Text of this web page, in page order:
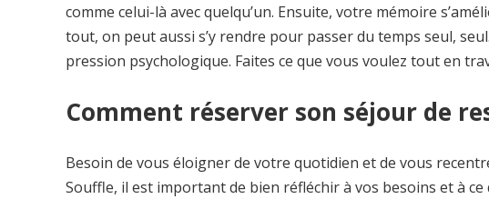
comme celui-là avec quelqu’un. Ensuite, votre mémoire
tout, on peut aussi s’y rendre pour passer du temps seul,
pression psychologique. Faites ce que vous voulez tout en
Comment réserver son séjour de
Besoin de vous éloigner de votre quotidien et de vous
Souffle, il est important de bien réfléchir à vos besoins et à